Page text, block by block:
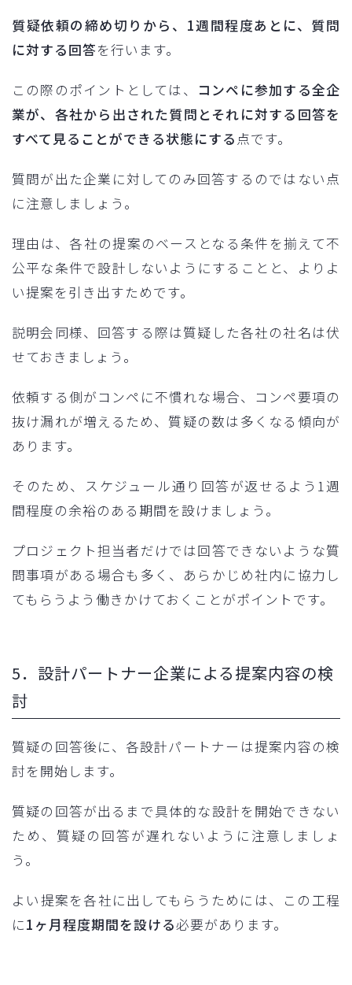
質疑依頼の締め切りから、1週間程度あとに、質問
に対する回答を行います。
この際のポイントとしては、
コンペに参加する全企
業が、各社から出された質問とそれに対する回答を
すべて見ることができる状態にする 点です。
質問が出た企業に対してのみ回答するのではない点
に注意しましょう。
理由は、各社の提案のベースとなる条件を揃えて不
公平な条件で設計しないようにすることと、よりよ
い提案を引き出すためです。
説明会同様、回答する際は質疑した各社の社名は伏
せておきましょう。
依頼する側がコンペに不慣れな場合、コンペ要項の
抜け漏れが増えるため、質疑の数は多くなる傾向が
あります。
そのため、スケジュール通り回答が返せるよう1週
間程度の余裕のある期間を設けましょう。
プロジェクト担当者だけでは回答できないような質
問事項がある場合も多く、あらかじめ社内に協力し
てもらうよう働きかけておくことがポイントです。
5．設計パートナー企業による提案内容の検
討
質疑の回答後に、各設計パートナーは提案内容の検
討を開始します。
質疑の回答が出るまで具体的な設計を開始できない
ため、質疑の回答が遅れないように注意しましょ
う。
よい提案を各社に出してもらうためには、この工程
に1ヶ月程度期間を設ける必要があります。